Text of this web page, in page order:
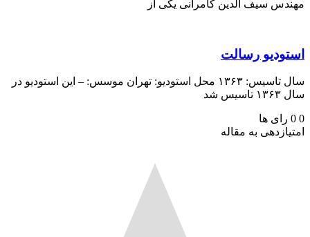
سیف الدین کامرانی یکی از
رسالت
سال تاسیس: ۱۳۶۳ محل استودیو: تهران موسس: – این استودیو در
شد
رای ها
به مقاله